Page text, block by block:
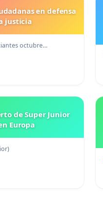
en defensa
justicia
octubre…
de Super Junior
Europa